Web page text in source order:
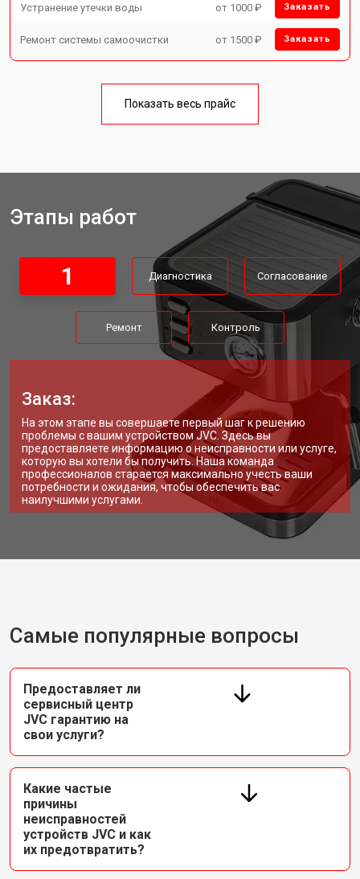
Устранение утечки воды от 1000 ₽ Заказать
Ремонт системы самоочистки от 1500 ₽ Заказать
Показать весь прайс
Этапы работ
1 Диагностика Согласование
Ремонт Контроль
Заказ:
На этом этапе вы совершаете первый шаг к решению
проблемы с вашим устройством JVC. Здесь вы
предоставляете информацию о неисправности или услуге,
которую вы хотели бы получить. Наша команда
профессионалов старается максимально учесть ваши
потребности и ожидания, чтобы обеспечить вас
наилучшими услугами.
Самые популярные вопросы
Предоставляет ли
сервисный центр
JVC гарантию на
свои услуги?
Какие частые
причины
неисправностей
устройств JVC и как
их предотвратить?